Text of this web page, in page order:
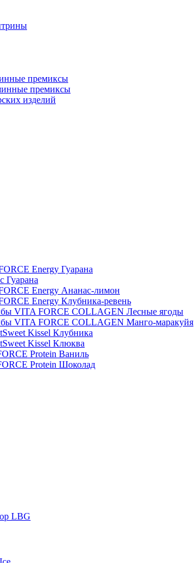
премиксы
премиксы
изделий
Energy Гуарана
Гуарана
Energy Ананас-лимон
Energy Клубника-ревень
VITA FORCE COLLAGEN Лесные ягоды
VITA FORCE COLLAGEN Манго-маракуйя
Kissel Клубника
Kissel Клюква
Protein Ваниль
Protein Шоколад
LBG